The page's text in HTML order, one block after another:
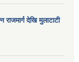
देखि मुलाटाटी